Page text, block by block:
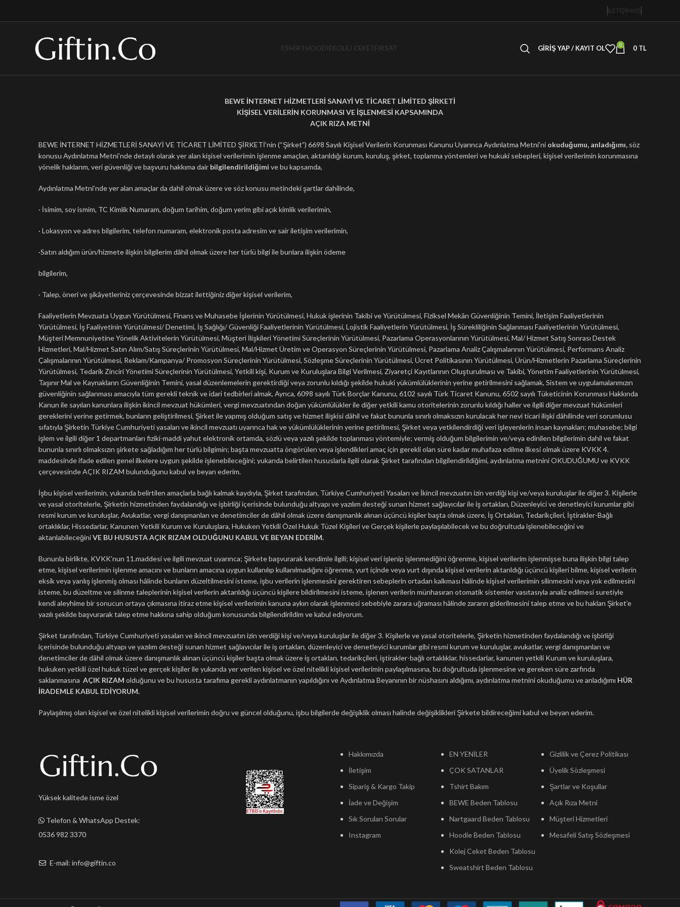
İLETİŞİMSSS
TSHIRTHOODIEKOLEJ CEKETFIRSAT GIRIŞ YAP / KAYIT OL 0 0 TL
BEWE İNTERNET HİZMETLERİ SANAYİ VE TİCARET LİMİTED ŞİRKETİ
KİŞİSEL VERİLERİN KORUNMASI VE İŞLENMESİ KAPSAMINDA
AÇIK RIZA METNİ
BEWE İNTERNET HİZMETLERİ SANAYİ VE TİCARET LİMİTED ŞİRKETİ’nin (“Şirket”) 6698 Sayılı Kişisel Verilerin Korunması Kanunu Uyarınca Aydınlatma Metni’ni okuduğumu, anladığımı, söz
konusu Aydınlatma Metni’nde detaylı olarak yer alan kişisel verilerimin işlenme amaçları, aktarıldığı kurum, kuruluş, şirket, toplanma yöntemleri ve hukuki sebepleri, kişisel verilerimin korunmasına
yönelik haklarım, veri güvenliği ve başvuru hakkıma dair bilgilendirildiğimi ve bu kapsamda,
Aydınlatma Metni’nde yer alan amaçlar da dahil olmak üzere ve söz konusu metindeki şartlar dahilinde,
· İsimim, soy ismim, TC Kimlik Numaram, doğum tarihim, doğum yerim gibi açık kimlik verilerimin,
· Lokasyon ve adres bilgilerim, telefon numaram, elektronik posta adresim ve sair iletişim verilerimin,
·Satın aldığım ürün/hizmete ilişkin bilgilerim dâhil olmak üzere her türlü bilgi ile bunlara ilişkin ödeme
bilgilerim,
· Talep, öneri ve şikâyetleriniz çerçevesinde bizzat ilettiğiniz diğer kişisel verilerim,
Faaliyetlerin Mevzuata Uygun Yürütülmesi, Finans ve Muhasebe İşlerinin Yürütülmesi, Hukuk işlerinin Takibi ve Yürütülmesi, Fiziksel Mekân Güvenliğinin Temini, İletişim Faaliyetlerinin
Yürütülmesi, İş Faaliyetinin Yürütülmesi/ Denetimi, İş Sağlığı/ Güvenliği Faaliyetlerinin Yürütülmesi, Lojistik Faaliyetlerin Yürütülmesi, İş Sürekliliğinin Sağlanması Faaliyetlerinin Yürütülmesi,
Müşteri Memnuniyetine Yönelik Aktivitelerin Yürütülmesi, Müşteri İlişkileri Yönetimi Süreçlerinin Yürütülmesi, Pazarlama Operasyonlarının Yürütülmesi, Mal/ Hizmet Satış Sonrası Destek
Hizmetleri, Mal/Hizmet Satın Alım/Satış Süreçlerinin Yürütülmesi, Mal/Hizmet Üretim ve Operasyon Süreçlerinin Yürütülmesi, Pazarlama Analiz Çalışmalarının Yürütülmesi, Performans Analiz
Çalışmalarının Yürütülmesi, Reklam/Kampanya/ Promosyon Süreçlerinin Yürütülmesi, Sözleşme Süreçlerinin Yürütülmesi, Ücret Politikasının Yürütülmesi, Ürün/Hizmetlerin Pazarlama Süreçlerinin
Yürütülmesi, Tedarik Zinciri Yönetimi Süreçlerinin Yürütülmesi, Yetkili kişi, Kurum ve Kuruluşlara Bilgi Verilmesi, Ziyaretçi Kayıtlarının Oluşturulması ve Takibi, Yönetim Faaliyetlerinin Yürütülmesi,
Taşınır Mal ve Kaynakların Güvenliğinin Temini, yasal düzenlemelerin gerektirdiği veya zorunlu kıldığı şekilde hukuki yükümlülüklerinin yerine getirilmesini sağlamak, Sistem ve uygulamalarımızın
güvenliğinin sağlanması amacıyla tüm gerekli teknik ve idari tedbirleri almak, Ayrıca, 6098 sayılı Türk Borçlar Kanunu, 6102 sayılı Türk Ticaret Kanunu, 6502 sayılı Tüketicinin Korunması Hakkında
Kanun ile sayılan kanunlara ilişkin ikincil mevzuat hükümleri, vergi mevzuatından doğan yükümlülükler ile diğer yetkili kamu otoritelerinin zorunlu kıldığı haller ve ilgili diğer mevzuat hükümleri
gereklerini yerine getirmek, bunların geliştirilmesi, Şirket ile yapmış olduğum satış ve hizmet ilişkisi dâhil ve fakat bununla sınırlı olmaksızın kurulacak her nevi ticari ilişki dâhilinde veri sorumlusu
sıfatıyla Şirketin Türkiye Cumhuriyeti yasaları ve ikincil mevzuatı uyarınca hak ve yükümlülüklerinin yerine getirilmesi, Şirket veya yetkilendirdiği veri işleyenlerin insan kaynakları; muhasebe; bilgi
işlem ve ilgili diğer 1 departmanları fiziki-maddi yahut elektronik ortamda, sözlü veya yazılı şekilde toplanması yöntemiyle; vermiş olduğum bilgilerimin ve/veya edinilen bilgilerimin dahil ve fakat
bununla sınırlı olmaksızın şirkete sağladığım her türlü bilgimin; başta mevzuatta öngörülen veya işlendikleri amaç için gerekli olan süre kadar muhafaza edilme ilkesi olmak üzere KVKK 4.
maddesinde ifade edilen genel ilkelere uygun şekilde işlenebileceğini; yukarıda belirtilen hususlarla ilgili olarak Şirket tarafından bilgilendirildiğimi, aydınlatma metnini OKUDUĞUMU ve KVKK
çerçevesinde AÇIK RIZAM bulunduğunu kabul ve beyan ederim.
İşbu kişisel verilerimin, yukarıda belirtilen amaçlarla bağlı kalmak kaydıyla, Şirket tarafından, Türkiye Cumhuriyeti Yasaları ve İkincil mevzuatın izin verdiği kişi ve/veya kuruluşlar ile diğer 3. Kişilerle
ve yasal otoritelerle, Şirketin hizmetinden faydalandığı ve işbirliği içerisinde bulunduğu altyapı ve yazılım desteği sunan hizmet sağlayıcılar ile iş ortakları, Düzenleyici ve denetleyici kurumlar gibi
resmi kurum ve kuruluşlar, Avukatlar, vergi danışmanları ve denetimciler de dâhil olmak üzere danışmanlık alınan üçüncü kişiler başta olmak üzere, İş Ortakları, Tedarikçileri, İştirakler-Bağlı
ortaklıklar, Hissedarlar, Kanunen Yetkili Kurum ve Kuruluşlara, Hukuken Yetkili Özel Hukuk Tüzel Kişileri ve Gerçek kişilerle paylaşılabilecek ve bu doğrultuda işlenebileceğini ve
aktarılabileceğiniVE BU HUSUSTA AÇIK RIZAM OLDUĞUNU KABUL VE BEYAN EDERİM.
Bununla birlikte, KVKK’nun 11.maddesi ve ilgili mevzuat uyarınca; Şirkete başvurarak kendimle ilgili; kişisel veri işlenip işlenmediğini öğrenme, kişisel verilerim işlenmişse buna ilişkin bilgi talep
etme, kişisel verilerimin işlenme amacını ve bunların amacına uygun kullanılıp kullanılmadığını öğrenme, yurt içinde veya yurt dışında kişisel verilerin aktarıldığı üçüncü kişileri bilme, kişisel verilerin
eksik veya yanlış işlenmiş olması hâlinde bunların düzeltilmesini isteme, işbu verilerin işlenmesini gerektiren sebeplerin ortadan kalkması hâlinde kişisel verilerimin silinmesini veya yok edilmesini
isteme, bu düzeltme ve silinme taleplerinin kişisel verilerin aktarıldığı üçüncü kişilere bildirilmesini isteme, işlenen verilerin münhasıran otomatik sistemler vasıtasıyla analiz edilmesi suretiyle
kendi aleyhime bir sonucun ortaya çıkmasına itiraz etme kişisel verilerimin kanuna aykırı olarak işlenmesi sebebiyle zarara uğraması hâlinde zararın giderilmesini talep etme ve bu hakları Şirket’e
yazılı şekilde başvurarak talep etme hakkına sahip olduğum konusunda bilgilendirildim ve kabul ediyorum.
Şirket tarafından, Türkiye Cumhuriyeti yasaları ve ikincil mevzuatın izin verdiği kişi ve/veya kuruluşlar ile diğer 3. Kişilerle ve yasal otoritelerle, Şirketin hizmetinden faydalandığı ve işbirliği
içerisinde bulunduğu altyapı ve yazılım desteği sunan hizmet sağlayıcılar ile iş ortakları, düzenleyici ve denetleyici kurumlar gibi resmi kurum ve kuruluşlar, avukatlar, vergi danışmanları ve
denetimciler de dâhil olmak üzere danışmanlık alınan üçüncü kişiler başta olmak üzere iş ortakları, tedarikçileri, iştirakler-bağlı ortaklıklar, hissedarlar, kanunen yetkili Kurum ve kuruluşlara,
hukuken yetkili özel hukuk tüzel ve gerçek kişiler ile yukarıda yer verilen kişisel ve özel nitelikli kişisel verilerimin paylaşılmasına, bu doğrultuda işlenmesine ve gereken süre zarfında
saklanmasına AÇIK RIZAM olduğunu ve bu hususta tarafıma gerekli aydınlatmanın yapıldığını ve Aydınlatma Beyanının bir nüshasını aldığımı, aydınlatma metnini okuduğumu ve anladığımı HÜR
İRADEMLE KABUL EDİYORUM.
Paylaşılmış olan kişisel ve özel nitelikli kişisel verilerimin doğru ve güncel olduğunu, işbu bilgilerde değişiklik olması halinde değişiklikleri Şirkete bildireceğimi kabul ve beyan ederim.
Yüksek kalitede isme özel
Telefon & WhatsApp Destek:
0536 982 3370
E-mail: info@giftin.co
Hakkımızda
İletişim
Sipariş & Kargo Takip
İade ve Değişim
Sık Sorulan Sorular
Instagram
EN YENİLER
ÇOK SATANLAR
Tshirt Bakım
BEWE Beden Tablosu
Nartgaard Beden Tablosu
Hoodie Beden Tablosu
Kolej Ceket Beden Tablosu
Sweatshirt Beden Tablosu
Gizlilik ve Çerez Politikası
Üyelik Sözleşmesi
Şartlar ve Koşullar
Açık Rıza Metni
Müşteri Hizmetleri
Mesafeli Satış Sözleşmesi